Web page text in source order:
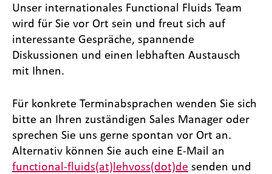
Unser internationales Functional Fluids Team
wird für Sie vor Ort sein und freut sich auf
interessante Gespräche, spannende
Diskussionen und einen lebhaften Austausch
mit Ihnen.
Für konkrete Terminabsprachen wenden Sie sich
bitte an Ihren zuständigen Sales Manager oder
sprechen Sie uns gerne spontan vor Ort an.
Alternativ können Sie auch eine E-Mail an
functional-fluids(at)lehvoss(dot)de senden und